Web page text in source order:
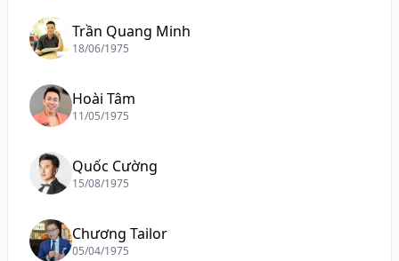
Trần Quang Minh
18/06/1975
Hoài Tâm
11/05/1975
Quốc Cường
15/08/1975
Chương Tailor
05/04/1975